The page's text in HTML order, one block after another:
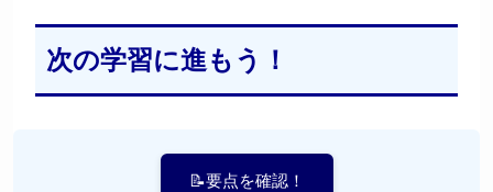
次の学習に進もう！
📝要点を確認！